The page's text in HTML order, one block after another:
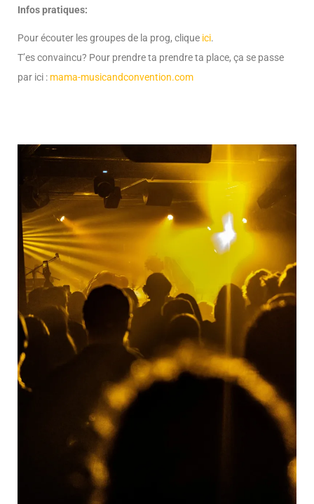
Infos pratiques:
Pour écouter les groupes de la prog, clique ici.
T’es convaincu? Pour prendre ta prendre ta place, ça se passe
par ici : mama-musicandconvention.com